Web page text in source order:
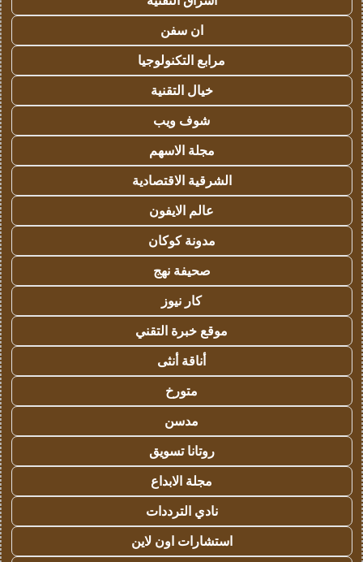
ان سفن
مرابع التكنولوجيا
خيال التقنية
شوف ويب
مجلة الاسهم
الشرقية الاقتصادية
عالم الايفون
مدونة كوكان
صحيفة نهج
كار نيوز
موقع خبرة التقني
أناقة أنثى
متورخ
مدسن
روتانا تسويق
مجلة الابداع
نادي الترددات
استشارات اون لاين